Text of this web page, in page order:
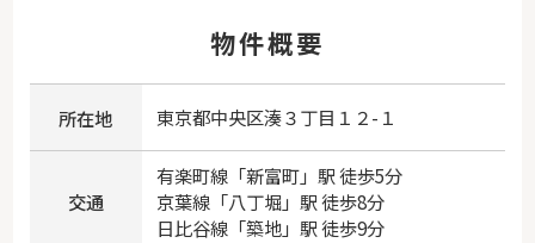
物件概要
所在地 東京都中央区湊３丁目１２-１
交通
有楽町線「新富町」駅 徒歩5分
京葉線「八丁堀」駅 徒歩8分
日比谷線「築地」駅 徒歩9分